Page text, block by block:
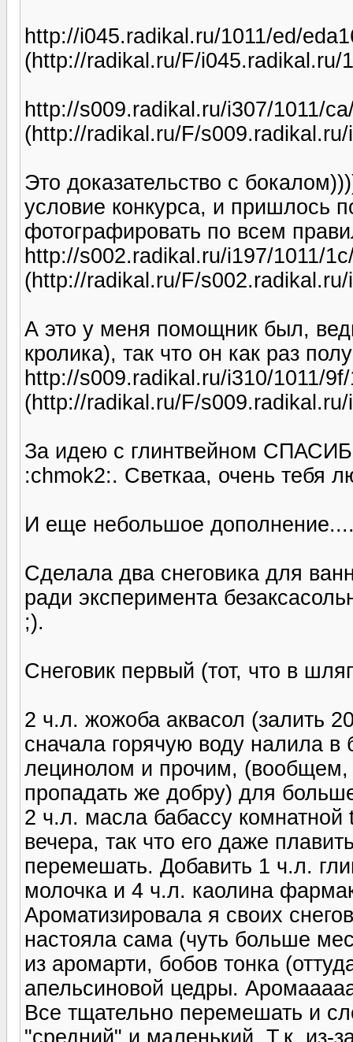
http://i045.radikal.ru/1011/ed/
(http://radikal.ru/F/i045.radikal.ru/
http://s009.radikal.ru/i307/1011/
(http://radikal.ru/F/
Это доказательство с
условие конкурса, и пришлось
фотографировать по всем
http://s002.radikal.ru/i197/1011/
(http://radikal.ru/F/
А это у меня помощник был,
кролика), так что он как раз
http://s009.radikal.ru/i310/1011/
(http://radikal.ru/F/
За идею с глинтвейном
:chmok2:. Светкаа, очень тебя
И еще небольшое
Сделала два снеговика для
ради эксперимента
;).
Снеговик первый (тот, что в
2 ч.л. жожоба аквасол (залить
сначала горячую воду налила
лецинолом и прочим, (вообщем,
пропадать же добру) для
2 ч.л. масла бабассу
вечера, так что его даже
перемешать. Добавить 1 ч.л.
молочка и 4 ч.л. каолина
Ароматизировала я своих
настояла сама (чуть больше
из аромарти, бобов тонка
апельсиновой цедры.
Все тщательно перемешать и
"средний" и маленький. Т.к. из-